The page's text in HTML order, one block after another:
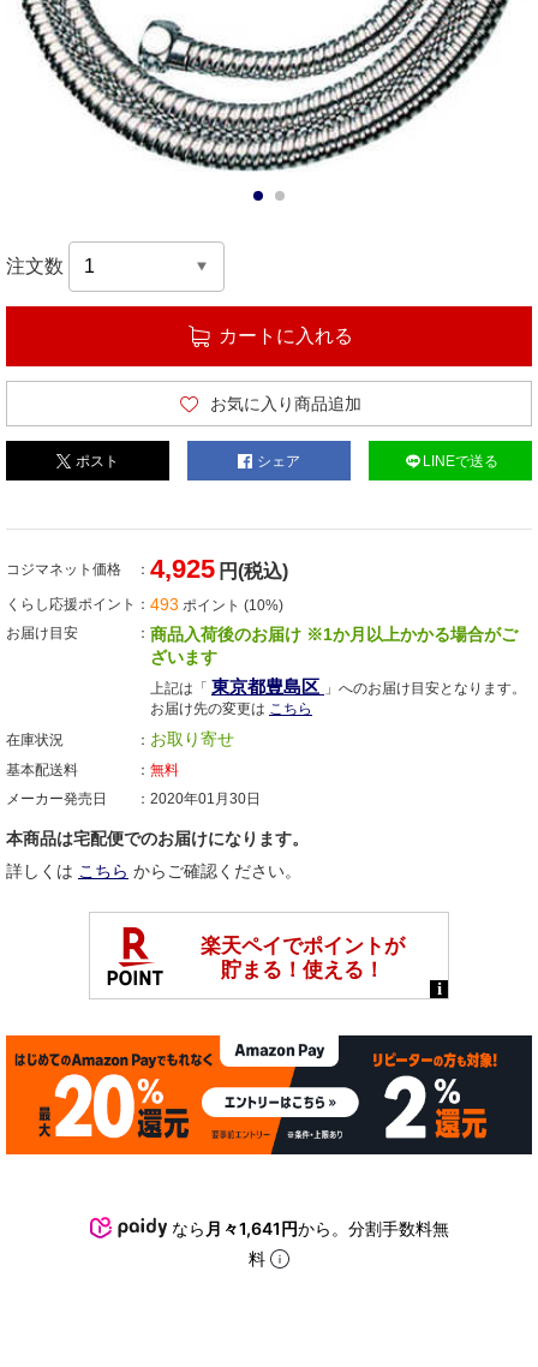
注文数
カートに入れる
お気に入り商品追加
ポスト シェア LINEで送る
コジマネット価格 4,925 円(税込)
くらし応援ポイント 493 ポイント (10%)
お届け目安
商品入荷後のお届け ※1か月以上かかる場合がご
ざいます
上記は「 東京都豊島区 」へのお届け目安となります。
お届け先の変更は こちら
在庫状況
お取り寄せ
基本配送料
無料
メーカー発売日
2020年01月30日
本商品は宅配便でのお届けになります。
詳しくは こちら からご確認ください。
なら 月々1,641円から。分割手数料無
料